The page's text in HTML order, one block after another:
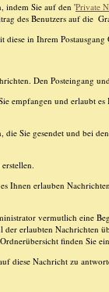
indem Sie auf den 'Private
des Benutzers auf die
in Ihrem Postausgang
Den Posteingang
empfangen und erlaubt
Sie gesendet und bei
Ihnen erlauben
vermutlich eine
erlaubten Nachrichten
finden Sie
diese Nachricht zu